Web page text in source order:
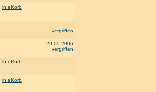
in eKorb
vergriffen
29.05.2006
vergriffen
in eKorb
in eKorb